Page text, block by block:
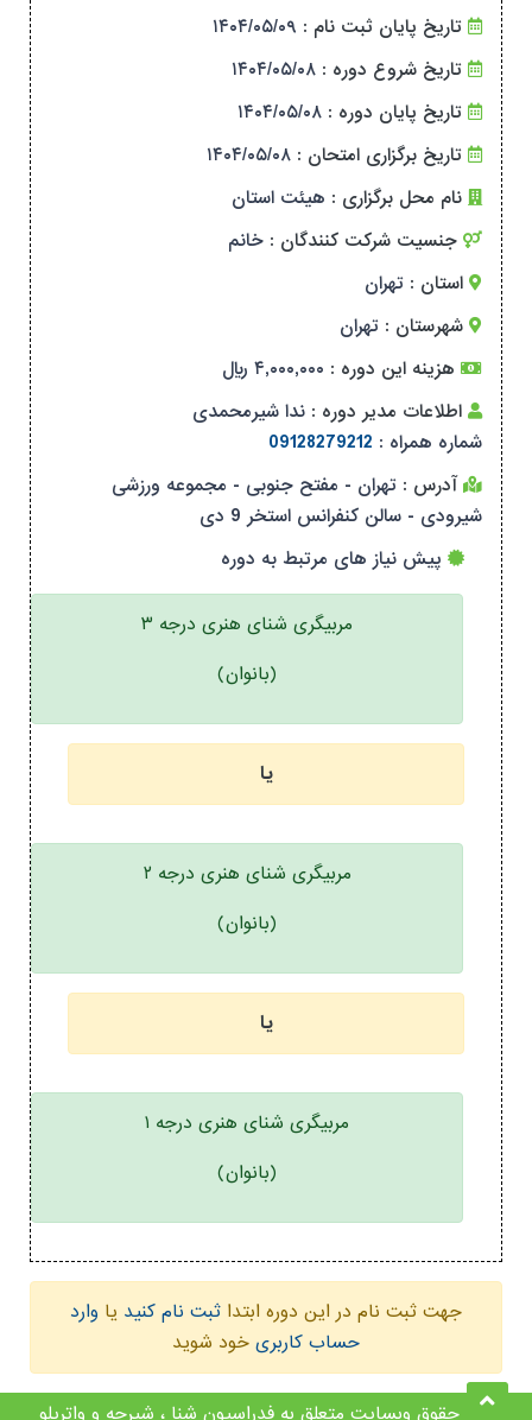
تاریخ پایان ثبت نام : ۱۴۰۴/۰۵/۰۹
تاریخ شروع دوره : ۱۴۰۴/۰۵/۰۸
تاریخ پایان دوره : ۱۴۰۴/۰۵/۰۸
تاریخ برگزاری امتحان : ۱۴۰۴/۰۵/۰۸
نام محل برگزاری : هیئت استان
جنسیت شرکت کنندگان : خانم
استان : تهران
شهرستان : تهران
هزینه این دوره : ۴,۰۰۰,۰۰۰ ریال
اطلاعات مدیر دوره : ندا شیرمحمدی
شماره همراه : 09128279212
آدرس : تهران - مفتح جنوبی - مجموعه ورزشی
شیرودی - سالن کنفرانس استخر 9 دی
پیش نیاز های مرتبط به دوره
مربیگری شنای هنری درجه ۳
(بانوان)
یا
مربیگری شنای هنری درجه ۲
(بانوان)
یا
مربیگری شنای هنری درجه ۱
(بانوان)
جهت ثبت نام در این دوره ابتدا ثبت نام کنید یا وارد
حساب کاربری خود شوید
کلیه حقوق وبسایت متعلق به فدراسیون شنا ، شیرجه و واترپلو